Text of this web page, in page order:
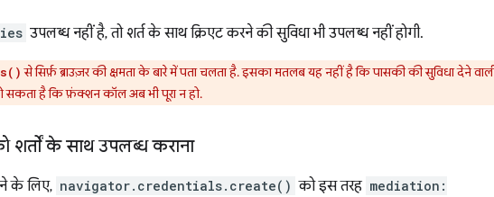
उपलब्ध नहीं है, तो शर्त के साथ क्रिएट करने की सुविधा भी उपलब्ध नहीं होगी.
से सिर्फ़ ब्राउज़र की क्षमता के बारे में पता चलता है. इसका मतलब यह नहीं है कि पासकी की सुविधा देने
सकता है कि फ़ंक्शन कॉल अब भी पूरा न हो.
शर्तों के साथ उपलब्ध कराना
के लिए, navigator.credentials.create() को इस तरह mediation: